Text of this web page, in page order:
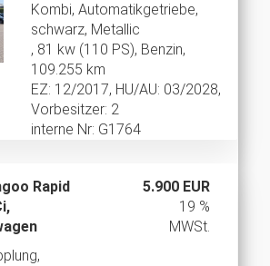
Kombi, Automatikgetriebe,
schwarz, Metallic
, 81 kw (110 PS), Benzin,
109.255 km
EZ: 12/2017, HU/AU: 03/2028,
Vorbesitzer: 2
interne Nr: G1764
Rapid
5.900 EUR
19 %
MWSt.